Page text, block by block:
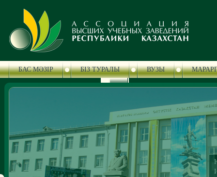
БАС МӘЗІР БІЗ ТУРАЛЫ ВУЗЫ
БАСПАСӨЗ ОРТАЛЫҒЫ